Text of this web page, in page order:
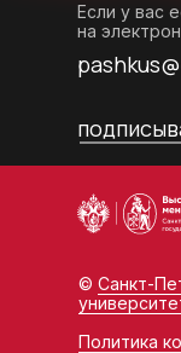
Если у вас
на
© Санкт-
Политика